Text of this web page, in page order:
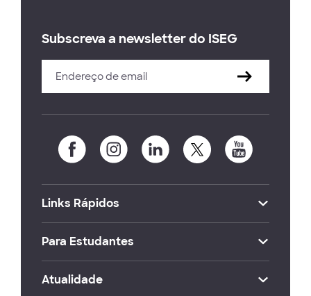
Subscreva a newsletter do ISEG
Links Rápidos
Para Estudantes
Atualidade